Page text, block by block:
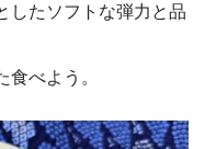
したソフトな弾力と品
べよう。